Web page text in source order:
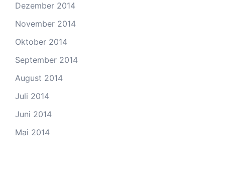
Dezember 2014
November 2014
Oktober 2014
September 2014
August 2014
Juli 2014
Juni 2014
Mai 2014